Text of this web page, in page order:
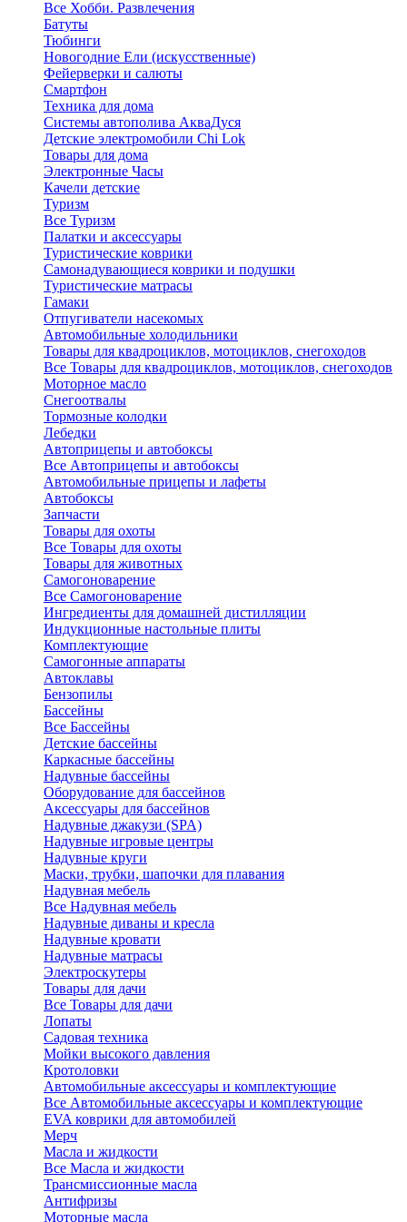
Все Хобби. Развлечения
Батуты
Тюбинги
Новогодние Ели (искусственные)
Фейерверки и салюты
Смартфон
Техника для дома
Системы автополива АкваДуся
Детские электромобили Chi Lok
Товары для дома
Электронные Часы
Качели детские
Туризм
Все Туризм
Палатки и аксессуары
Туристические коврики
Самонадувающиеся коврики и подушки
Туристические матрасы
Гамаки
Отпугиватели насекомых
Автомобильные холодильники
Товары для квадроциклов, мотоциклов, снегоходов
Все Товары для квадроциклов, мотоциклов, снегоходов
Моторное масло
Снегоотвалы
Тормозные колодки
Лебедки
Автоприцепы и автобоксы
Все Автоприцепы и автобоксы
Автомобильные прицепы и лафеты
Автобоксы
Запчасти
Товары для охоты
Все Товары для охоты
Товары для животных
Самогоноварение
Все Самогоноварение
Ингредиенты для домашней дистилляции
Индукционные настольные плиты
Комплектующие
Самогонные аппараты
Автоклавы
Бензопилы
Бассейны
Все Бассейны
Детские бассейны
Каркасные бассейны
Надувные бассейны
Оборудование для бассейнов
Аксессуары для бассейнов
Надувные джакузи (SPA)
Надувные игровые центры
Надувные круги
Маски, трубки, шапочки для плавания
Надувная мебель
Все Надувная мебель
Надувные диваны и кресла
Надувные кровати
Надувные матрасы
Электроскутеры
Товары для дачи
Все Товары для дачи
Лопаты
Садовая техника
Мойки высокого давления
Кротоловки
Автомобильные аксессуары и комплектующие
Все Автомобильные аксессуары и комплектующие
EVA коврики для автомобилей
Мерч
Масла и жидкости
Все Масла и жидкости
Трансмиссионные масла
Антифризы
Моторные масла